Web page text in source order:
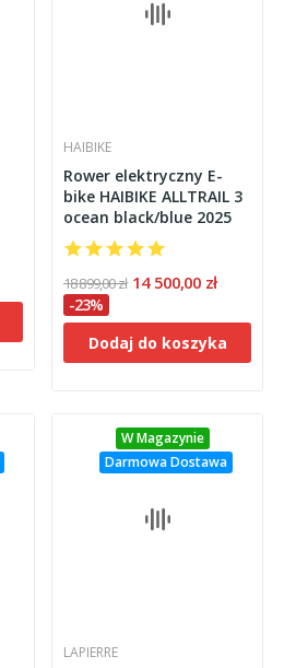
HAIBIKE
Rower elektryczny E-
bike HAIBIKE ALLTRAIL 3
ocean black/blue 2025
18 899,00 zł 14 500,00 zł
-23%
Dodaj do koszyka
W Magazynie
Darmowa Dostawa
LAPIERRE